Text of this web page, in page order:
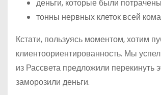
деньги, которые были
тонны нервных клеток всей
Кстати, пользуясь моментом, хотим
клиентоориентированность. Мы
из Рассвета предложили
заморозили деньги.